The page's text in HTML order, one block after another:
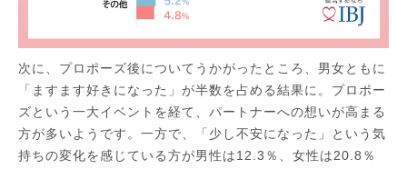
次に、プロポーズ後についてうかがったところ、男女ともに
「ますます好きになった」が半数を占める結果に。プロポー
ズという一大イベントを経て、パートナーへの想いが高まる
方が多いようです。一方で、「少し不安になった」という気
持ちの変化を感じている方が男性は12.3％、女性は20.8％